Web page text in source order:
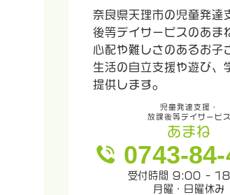
奈良県天理市の児童発達
後等デイサービスのあま
心配や難しさのあるお子
生活の自立支援や遊び、
提供します。
児童発達支援・
放課後等デイサービス
あまね
0743-
受付時間 9:00 -
月曜・日曜休み